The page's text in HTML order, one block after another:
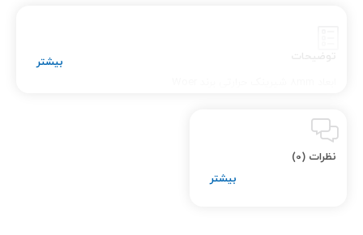
توضیحات
نظرات (0)